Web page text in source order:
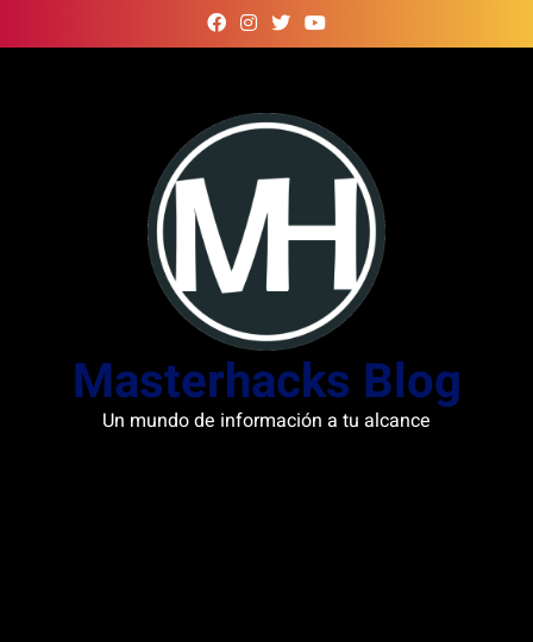
to
Masterhacks Blog
Un mundo de información a tu alcance